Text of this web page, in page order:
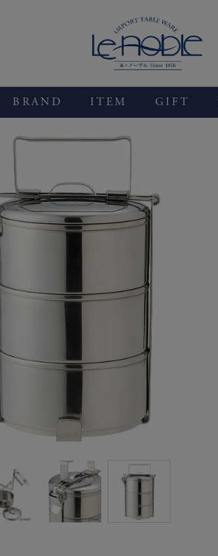
BRAND ITEM GIFT